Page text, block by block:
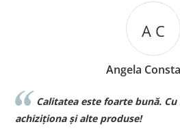
A C
Angela
Calitatea este foarte bună.
achiziționa și alte produse!